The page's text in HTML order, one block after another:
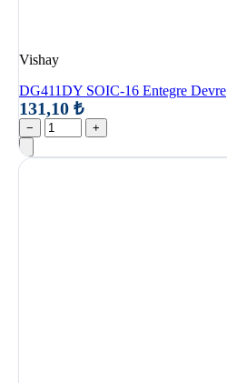
Vishay
DG411DY SOIC-16 Entegre Devre
131,10 ₺
− +